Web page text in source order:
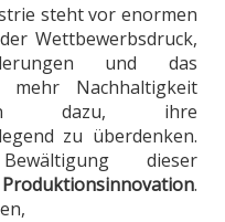
steht vor enormen
Wettbewerbsdruck,
und das
Nachhaltigkeit
dazu, ihre
zu überdenken.
dieser
Produktionsinnovation.